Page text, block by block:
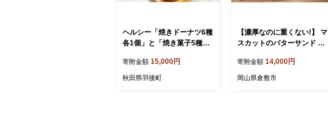
ヘルシー「焼きドーナツ6種
各1個」と「焼き菓子5種10
村屋］西馬音内 老舗【スイ
ーツ お菓子 焼菓子 ドーナ
寄附金額 15,000円
秋田県羽後町
【濃厚なのに重くない!】 マ
スカットのバターサンド 10
マスカット・オブ・アレキ
サンドリア スイーツ デザー
寄附金額 14,000円
岡山県倉敷市